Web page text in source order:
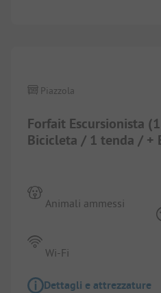
Forfait Escursionista
Bicicleta / 1 tenda / +
Piazzola
Animali ammessi
Wi-Fi
Dettagli e attrezzature